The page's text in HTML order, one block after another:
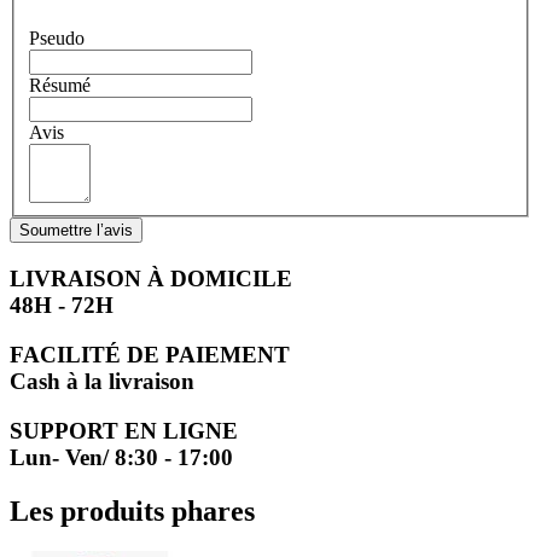
Pseudo
Résumé
Avis
Soumettre l’avis
LIVRAISON À DOMICILE
48H - 72H
FACILITÉ DE PAIEMENT
Cash à la livraison
SUPPORT EN LIGNE
Lun- Ven/ 8:30 - 17:00
Les produits phares